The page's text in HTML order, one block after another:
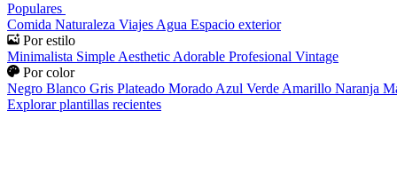
Populares
Comida Naturaleza Viajes Agua Espacio exterior
Por estilo
Minimalista Simple Aesthetic Adorable Profesional Vintage
Por color
Negro Blanco Gris Plateado Morado Azul Verde Amarillo Naranja
Explorar plantillas recientes